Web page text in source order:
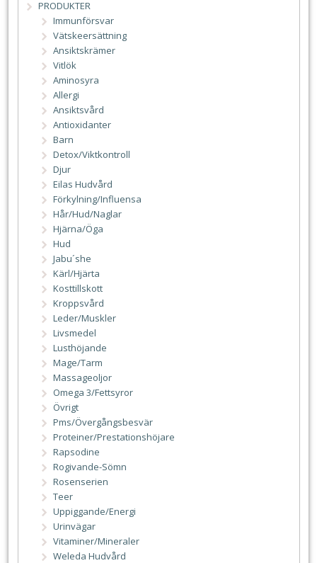
PRODUKTER
Immunförsvar
Vätskeersättning
Ansiktskrämer
Vitlök
Aminosyra
Allergi
Ansiktsvård
Antioxidanter
Barn
Detox/Viktkontroll
Djur
Eilas Hudvård
Förkylning/Influensa
Hår/Hud/Naglar
Hjärna/Öga
Hud
Jabu´she
Kärl/Hjärta
Kosttillskott
Kroppsvård
Leder/Muskler
Livsmedel
Lusthöjande
Mage/Tarm
Massageoljor
Omega 3/Fettsyror
Övrigt
Pms/Övergångsbesvär
Proteiner/Prestationshöjare
Rapsodine
Rogivande-Sömn
Rosenserien
Teer
Uppiggande/Energi
Urinvägar
Vitaminer/Mineraler
Weleda Hudvård